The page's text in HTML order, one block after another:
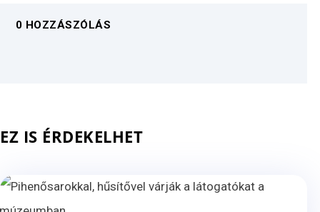
0 HOZZÁSZÓLÁS
EZ IS ÉRDEKELHET